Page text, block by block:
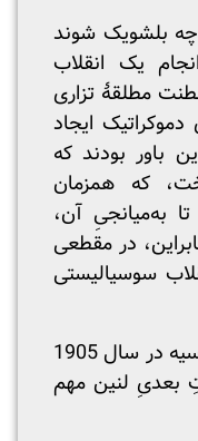
بلشویک شوند
یک انقلاب
مطلقۀ تزاری
ایجاد
باور بودند که
که همزمان
به‌میانجیِ آن،
در مقطعی
سوسیالیستی
تجربۀ انقلاب روسیه در سال 1905
لنین مهم